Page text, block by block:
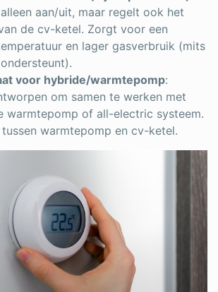
aan/uit, maar regelt ook het
de cv-ketel. Zorgt voor een
en lager gasverbruik (mits
voor hybride/warmtepomp:
om samen te werken met
warmtepomp of all-electric systeem.
warmtepomp en cv-ketel.